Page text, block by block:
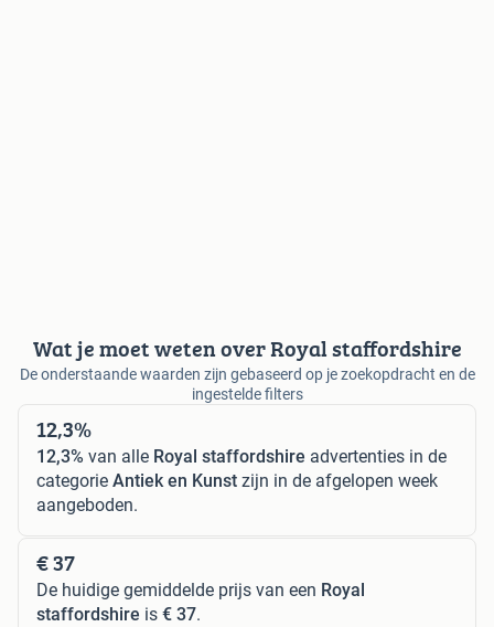
Wat je moet weten over Royal staffordshire
De onderstaande waarden zijn gebaseerd op je zoekopdracht en de
ingestelde filters
12,3%
12,3% van alle Royal staffordshire advertenties in de
categorie Antiek en Kunst zijn in de afgelopen week
aangeboden.
€ 37
De huidige gemiddelde prijs van een Royal
staffordshire is € 37.